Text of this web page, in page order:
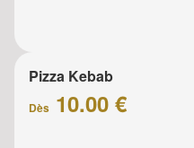
Pizza Kebab
Dès 10.00 €